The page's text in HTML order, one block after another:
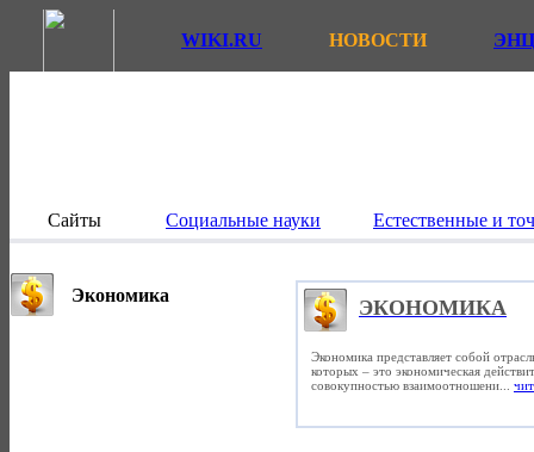
WIKI.RU НОВОСТИ
Сайты Социальные науки Естественные и
Экономика
ЭКОНОМИКА
Экономика представляет собой
которых – это экономическая
совокупностью взаимоотношени...